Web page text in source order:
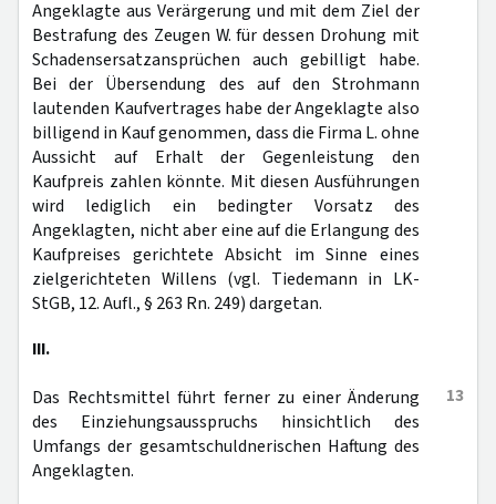
Angeklagte aus Verärgerung und mit dem Ziel der
Bestrafung des Zeugen W. für dessen Drohung mit
Schadensersatzansprüchen auch gebilligt habe.
Bei der Übersendung des auf den Strohmann
lautenden Kaufvertrages habe der Angeklagte also
billigend in Kauf genommen, dass die Firma L. ohne
Aussicht auf Erhalt der Gegenleistung den
Kaufpreis zahlen könnte. Mit diesen Ausführungen
wird lediglich ein bedingter Vorsatz des
Angeklagten, nicht aber eine auf die Erlangung des
Kaufpreises gerichtete Absicht im Sinne eines
zielgerichteten Willens (vgl. Tiedemann in LK-
StGB, 12. Aufl., § 263 Rn. 249) dargetan.
III.
13
Das Rechtsmittel führt ferner zu einer Änderung
des Einziehungsausspruchs hinsichtlich des
Umfangs der gesamtschuldnerischen Haftung des
Angeklagten.